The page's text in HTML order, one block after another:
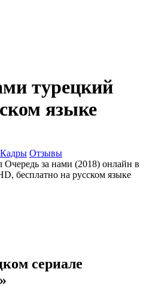
турецкий
языке
Кадры Отзывы
сериале